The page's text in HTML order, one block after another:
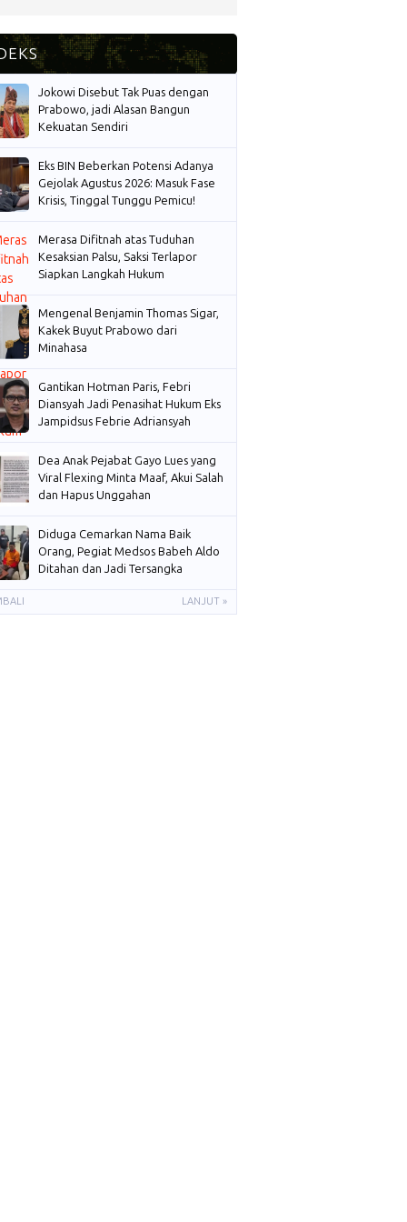
Jokowi Disebut Tak Puas dengan
Prabowo, jadi Alasan Bangun
Kekuatan Sendiri
Eks BIN Beberkan Potensi Adanya
Gejolak Agustus 2026: Masuk Fase
Krisis, Tinggal Tunggu Pemicu!
Merasa Difitnah atas Tuduhan
Kesaksian Palsu, Saksi Terlapor
Siapkan Langkah Hukum
Mengenal Benjamin Thomas Sigar,
Kakek Buyut Prabowo dari
Minahasa
Gantikan Hotman Paris, Febri
Diansyah Jadi Penasihat Hukum Eks
Jampidsus Febrie Adriansyah
Dea Anak Pejabat Gayo Lues yang
Viral Flexing Minta Maaf, Akui Salah
dan Hapus Unggahan
Diduga Cemarkan Nama Baik
Orang, Pegiat Medsos Babeh Aldo
Ditahan dan Jadi Tersangka
LANJUT »